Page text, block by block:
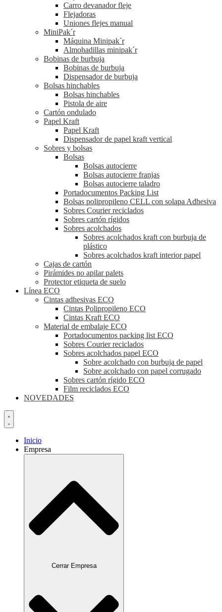
Carro devanador fleje
Flejadoras
Uniones flejes manual
MiniPak´r
Máquina Minipak´r
Almohadillas minipak´r
Bobinas de burbuja
Bobinas de burbuja
Dispensador de burbuja
Bolsas hinchables
Bolsas hinchables
Pistola de aire
Cartón ondulado
Papel Kraft
Papel Kraft
Dispensador de papel kraft vertical
Sobres y bolsas
Bolsas
Bolsas autocierre
Bolsas autocierre franjas
Bolsas autocierre taladro
Portadocumentos Packing List
Bolsas polipropileno CELL con solapa Adhesiva
Sobres Courier reciclados
Sobres cartón rígidos
Sobres acolchados
Sobres acolchados kraft con burbuja de
plástico
Sobres acolchados kraft interior papel
Cajas de cartón
Pirámides no apilar palets
Protector etiqueta de suelo
Línea ECO
Cintas adhesivas ECO
Cintas Polipropileno ECO
Cintas Kraft ECO
Material de embalaje ECO
Portadocumentos packing list ECO
Sobres Courier reciclados
Sobres acolchados papel ECO
Sobre acolchado con burbuja de papel
Sobre acolchado con papel corrugado
Sobres cartón rígido ECO
Film reciclados ECO
NOVEDADES
Inicio
Empresa
Cerrar Empresa